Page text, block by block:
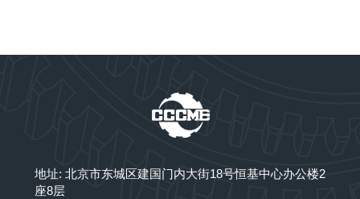
地址: 北京市东城区建国门内大街18号恒基中心办公楼2
座8层